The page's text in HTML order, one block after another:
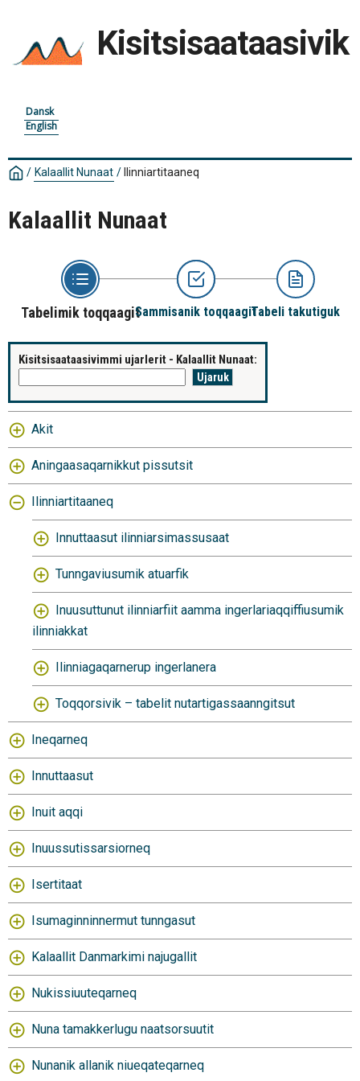
Kisitsisaataasivik
Dansk
English
/ Kalaallit Nunaat / Ilinniartitaaneq
Kalaallit Nunaat
Tabelimik toqqaagitSammisanik toqqaagitTabeli takutiguk
Kisitsisaataasivimmi ujarlerit - Kalaallit Nunaat:
Akit
Aningaasaqarnikkut pissutsit
Ilinniartitaaneq
Innuttaasut ilinniarsimassusaat
Tunngaviusumik atuarfik
Inuusuttunut ilinniarfiit aamma ingerlariaqqiffiusumik
ilinniakkat
Ilinniagaqarnerup ingerlanera
Toqqorsivik – tabelit nutartigassaanngitsut
Ineqarneq
Innuttaasut
Inuit aqqi
Inuussutissarsiorneq
Isertitaat
Isumaginninnermut tunngasut
Kalaallit Danmarkimi najugallit
Nukissiuuteqarneq
Nuna tamakkerlugu naatsorsuutit
Nunanik allanik niueqateqarneq